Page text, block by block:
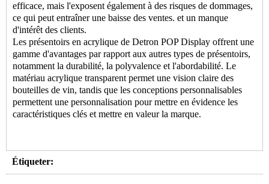
efficace, mais l'exposent également à des risques de dommages,
ce qui peut entraîner une baisse des ventes. et un manque
d'intérêt des clients.
Les présentoirs en acrylique de Detron POP Display offrent une
gamme d'avantages par rapport aux autres types de présentoirs,
notamment la durabilité, la polyvalence et l'abordabilité. Le
matériau acrylique transparent permet une vision claire des
bouteilles de vin, tandis que les conceptions personnalisables
permettent une personnalisation pour mettre en évidence les
caractéristiques clés et mettre en valeur la marque.
Étiqueter: